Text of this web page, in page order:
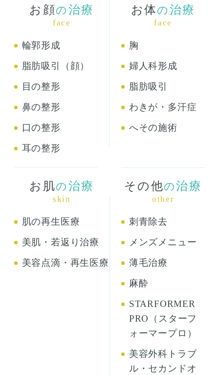
お顔の 治療
face
輪郭形成
脂肪吸引（顔）
目の整形
鼻の整形
口の整形
耳の整形
お体の 治療
face
胸
婦人科形成
脂肪吸引
わきが・多汗症
へその施術
お肌の 治療
skin
肌の再生医療
美肌・若返り治療
美容点滴・再生医療
その他の治療
other
刺青除去
メンズメニュー
薄毛治療
麻酔
STARFORMER
PRO（スターフ
ォーマープロ）
美容外科トラブ
ル・セカンドオ